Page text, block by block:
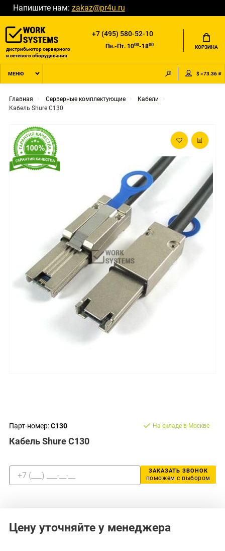
Напишите нам: zakaz@pr4u.ru
дистрибьютор серверного
и сетевого оборудования
+7 (495) 580-52-10
Пн.-Пт. 1000-1800 КОРЗИНА
МЕНЮ $ =73.36 ₽
Главная Серверные комплектующие
Кабели
Кабель Shure C130
Парт-номер:C130
Кабель Shure C130
На складе в Москве
ЗАКАЗАТЬ ЗВОНОК
поможем с выбором
Цену уточняйте у менеджера